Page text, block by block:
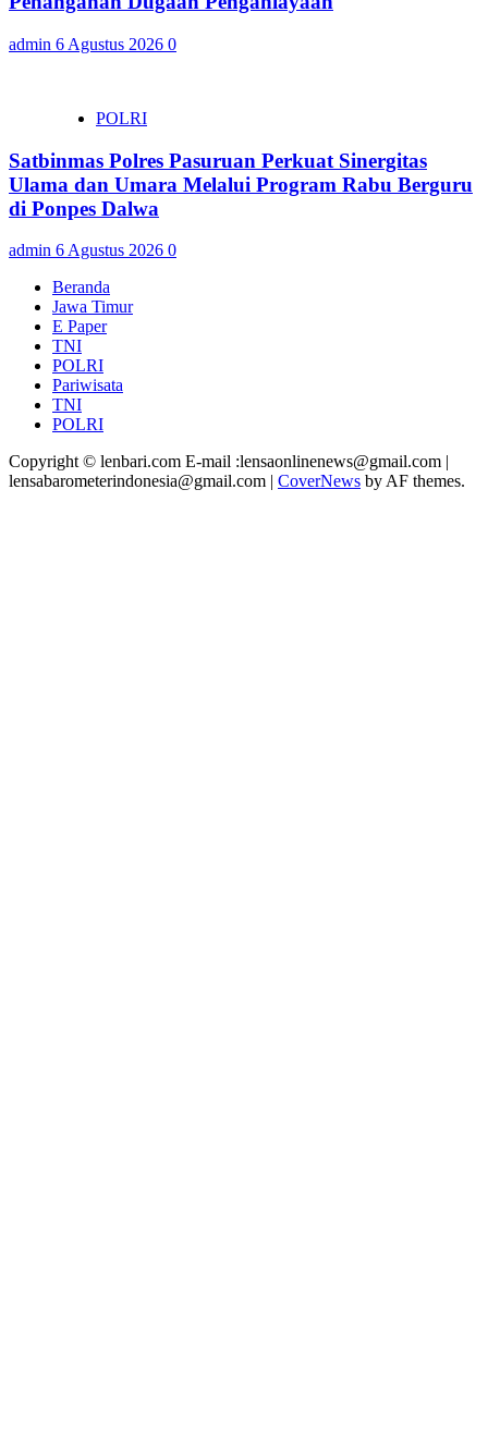
admin 6 Agustus 2026 0
POLRI
Satbinmas Polres Pasuruan Perkuat Sinergitas
Ulama dan Umara Melalui Program Rabu Berguru
di Ponpes Dalwa
admin 6 Agustus 2026 0
Beranda
Jawa Timur
E Paper
TNI
POLRI
Pariwisata
TNI
POLRI
Copyright © lenbari.com E-mail :lensaonlinenews@gmail.com |
lensabarometerindonesia@gmail.com | CoverNews by AF themes.